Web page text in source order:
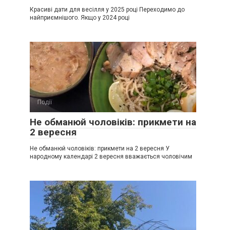
Красиві дати для весілля у 2025 році Переходимо до
найприємнішого. Якщо у 2024 році
Події 0
Не обманюй чоловіків: прикмети на
2 вересня
Не обманюй чоловіків: прикмети на 2 вересня У
народному календарі 2 вересня вважається чоловічим